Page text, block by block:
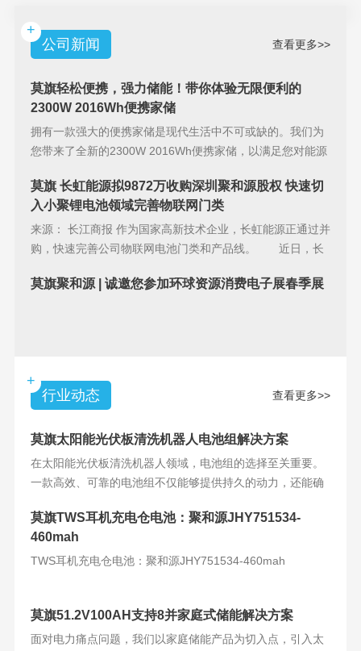
+
公司新闻
查看更多>>
莫旗轻松便携，强力储能！带你体验无限便利的
2300W 2016Wh便携家储
拥有一款强大的便携家储是现代生活中不可或缺的。我们为
您带来了全新的2300W 2016Wh便携家储，以满足您对能源
莫旗 长虹能源拟9872万收购深圳聚和源股权 快速切
入小聚锂电池领域完善物联网门类
来源： 长江商报 作为国家高新技术企业，长虹能源正通过并
购，快速完善公司物联网电池门类和产品线。 近日，长
莫旗聚和源 | 诚邀您参加环球资源消费电子展春季展
+
行业动态
查看更多>>
莫旗太阳能光伏板清洗机器人电池组解决方案
在太阳能光伏板清洗机器人领域，电池组的选择至关重要。
一款高效、可靠的电池组不仅能够提供持久的动力，还能确
莫旗TWS耳机充电仓电池：聚和源JHY751534-
460mah
TWS耳机充电仓电池：聚和源JHY751534-460mah
莫旗51.2V100AH支持8并家庭式储能解决方案
面对电力痛点问题，我们以家庭储能产品为切入点，引入太